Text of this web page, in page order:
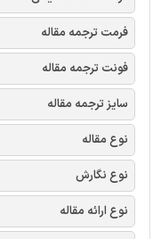
فرمت ترجمه مقاله
فونت ترجمه مقاله
سایز ترجمه مقاله
نوع مقاله
نوع نگارش
نوع ارائه مقاله